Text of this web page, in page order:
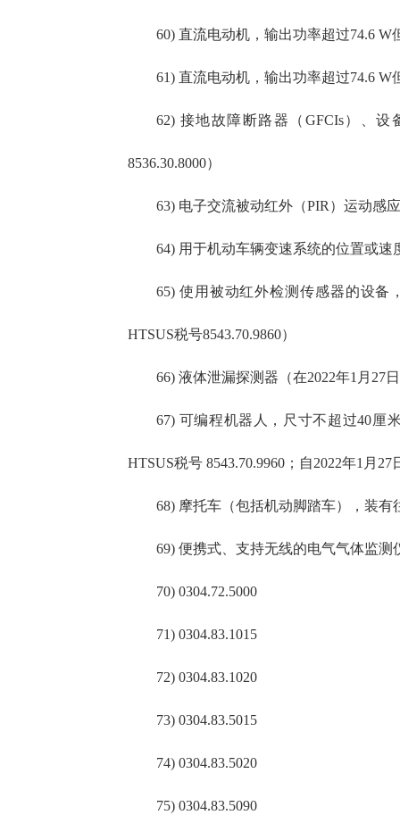
60) 直流电动机，输出功率超过74.6 W
61) 直流电动机，输出功率超过74.6 W
62) 接地故障断路器（GFCIs）、
8536.30.8000）
63) 电子交流被动红外（PIR）运动感
64) 用于机动车辆变速系统的位置或速
65) 使用被动红外检测传感器的设备
HTSUS税号8543.70.9860）
66) 液体泄漏探测器（在2022年1月27
67) 可编程机器人，尺寸不超过40厘
HTSUS税号 8543.70.9960；自2022年1月
68) 摩托车（包括机动脚踏车），装有
69) 便携式、支持无线的电气气体监测
70) 0304.72.5000
71) 0304.83.1015
72) 0304.83.1020
73) 0304.83.5015
74) 0304.83.5020
75) 0304.83.5090